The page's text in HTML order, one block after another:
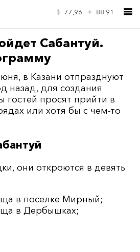
$ 77,96 € 88,91
КОНТАКТЫ
Сабантуй.
в Казани отпразднуют
назад, для создания
гостей просят прийти в
или хотя бы с чем-то
они откроются в девять
в поселке Мирный;
в Дербышках;